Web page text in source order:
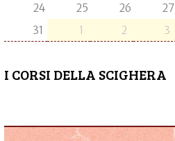
24
25 26 27
31
1 2 3
I CORSI DELLA SCIGHERA